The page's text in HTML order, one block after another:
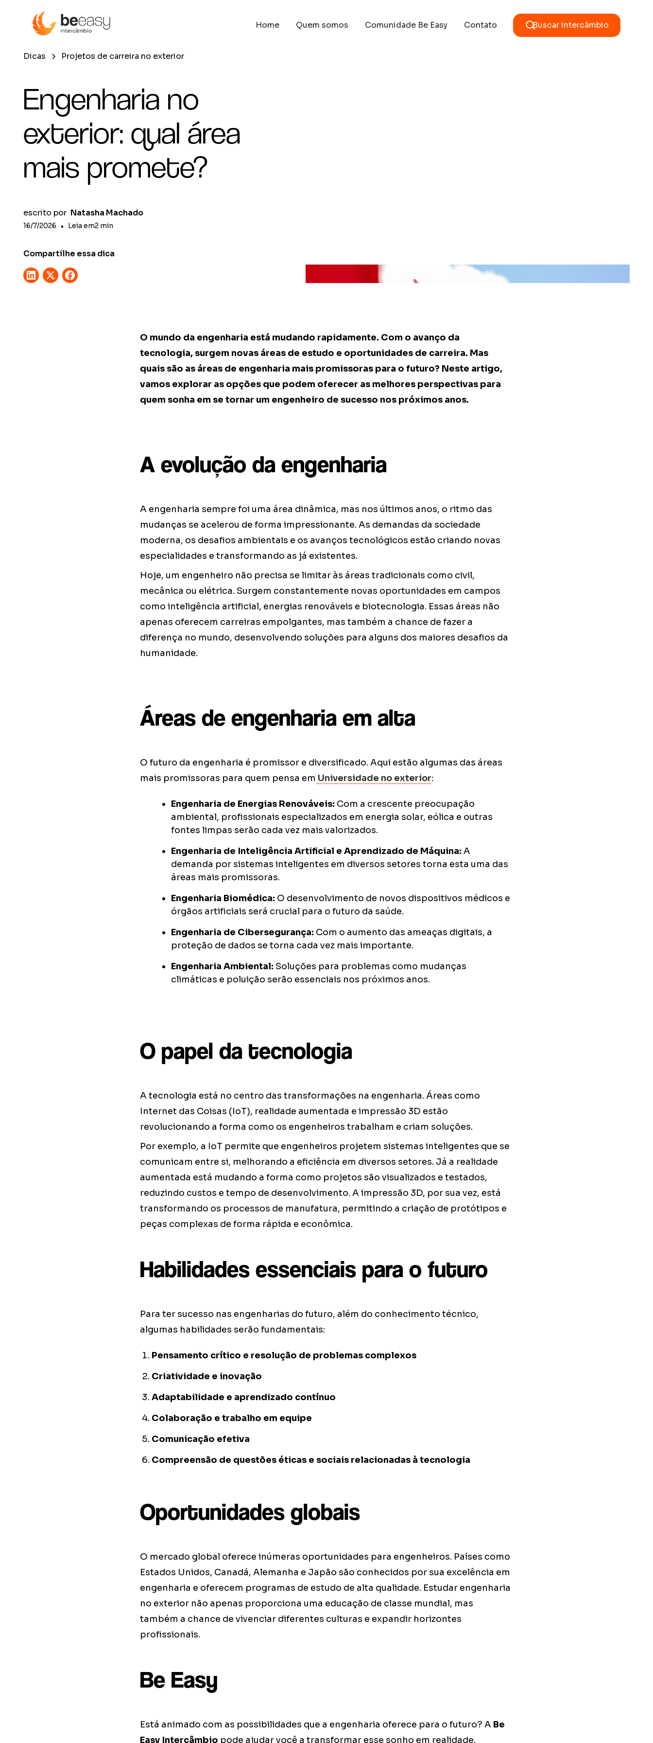
Home Quem somos Comunidade Be Easy Contato Buscar intercâmbio
Dicas Projetos de carreira no exterior
Engenharia no
exterior: qual área
mais promete?
escrito por Natasha Machado
16/7/2026 • Leia em2 min
Compartilhe essa dica
O mundo da engenharia está mudando rapidamente. Com o avanço da
tecnologia, surgem novas áreas de estudo e oportunidades de carreira. Mas
quais são as áreas de engenharia mais promissoras para o futuro? Neste artigo,
vamos explorar as opções que podem oferecer as melhores perspectivas para
quem sonha em se tornar um engenheiro de sucesso nos próximos anos.
A evolução da engenharia
A engenharia sempre foi uma área dinâmica, mas nos últimos anos, o ritmo das
mudanças se acelerou de forma impressionante. As demandas da sociedade
moderna, os desafios ambientais e os avanços tecnológicos estão criando novas
especialidades e transformando as já existentes.
Hoje, um engenheiro não precisa se limitar às áreas tradicionais como civil,
mecânica ou elétrica. Surgem constantemente novas oportunidades em campos
como inteligência artificial, energias renováveis e biotecnologia. Essas áreas não
apenas oferecem carreiras empolgantes, mas também a chance de fazer a
diferença no mundo, desenvolvendo soluções para alguns dos maiores desafios da
humanidade.
Áreas de engenharia em alta
O futuro da engenharia é promissor e diversificado. Aqui estão algumas das áreas
mais promissoras para quem pensa em Universidade no exterior:
Engenharia de Energias Renováveis: Com a crescente preocupação
ambiental, profissionais especializados em energia solar, eólica e outras
fontes limpas serão cada vez mais valorizados.
Engenharia de Inteligência Artificial e Aprendizado de Máquina: A
demanda por sistemas inteligentes em diversos setores torna esta uma das
áreas mais promissoras.
Engenharia Biomédica: O desenvolvimento de novos dispositivos médicos e
órgãos artificiais será crucial para o futuro da saúde.
Engenharia de Cibersegurança: Com o aumento das ameaças digitais, a
proteção de dados se torna cada vez mais importante.
Engenharia Ambiental: Soluções para problemas como mudanças
climáticas e poluição serão essenciais nos próximos anos.
O papel da tecnologia
A tecnologia está no centro das transformações na engenharia. Áreas como
Internet das Coisas (IoT), realidade aumentada e impressão 3D estão
revolucionando a forma como os engenheiros trabalham e criam soluções.
Por exemplo, a IoT permite que engenheiros projetem sistemas inteligentes que se
comunicam entre si, melhorando a eficiência em diversos setores. Já a realidade
aumentada está mudando a forma como projetos são visualizados e testados,
reduzindo custos e tempo de desenvolvimento. A impressão 3D, por sua vez, está
transformando os processos de manufatura, permitindo a criação de protótipos e
peças complexas de forma rápida e econômica.
Habilidades essenciais para o futuro
Para ter sucesso nas engenharias do futuro, além do conhecimento técnico,
algumas habilidades serão fundamentais:
Pensamento crítico e resolução de problemas complexos
Criatividade e inovação
Adaptabilidade e aprendizado contínuo
Colaboração e trabalho em equipe
Comunicação efetiva
Compreensão de questões éticas e sociais relacionadas à tecnologia
Oportunidades globais
O mercado global oferece inúmeras oportunidades para engenheiros. Países como
Estados Unidos, Canadá, Alemanha e Japão são conhecidos por sua excelência em
engenharia e oferecem programas de estudo de alta qualidade. Estudar engenharia
no exterior não apenas proporciona uma educação de classe mundial, mas
também a chance de vivenciar diferentes culturas e expandir horizontes
profissionais.
Be Easy
Está animado com as possibilidades que a engenharia oferece para o futuro? A Be
Easy Intercâmbio pode ajudar você a transformar esse sonho em realidade.